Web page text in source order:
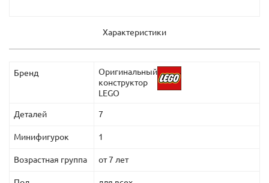
Характеристики
Бренд
Оригинальный
конструктор
LEGO
Деталей 7
Минифигурок 1
Возрастная группа от 7 лет